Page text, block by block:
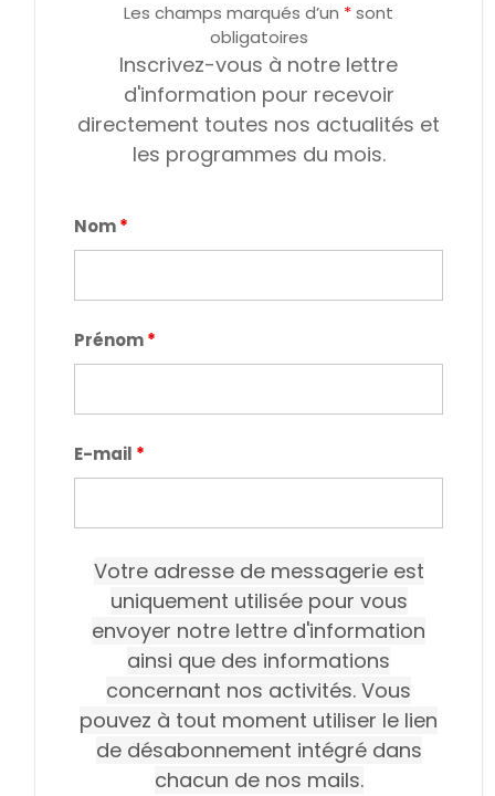
Les champs marqués d’un *sont
obligatoires
Inscrivez-vous à notre lettre
d'information pour recevoir
directement toutes nos actualités et
les programmes du mois.
Nom*
Prénom*
E-mail *
Votre adresse de messagerie est
uniquement utilisée pour vous
envoyer notre lettre d'information
ainsi que des informations
concernant nos activités. Vous
pouvez à tout moment utiliser le lien
de désabonnement intégré dans
chacun de nos mails.